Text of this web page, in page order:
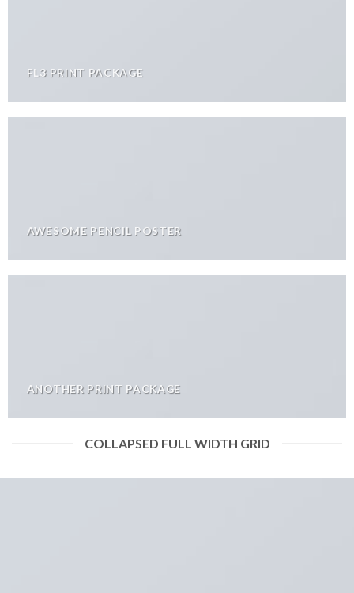
FL3 PRINT PACKAGE
AWESOME PENCIL POSTER
ANOTHER PRINT PACKAGE
COLLAPSED FULL WIDTH GRID